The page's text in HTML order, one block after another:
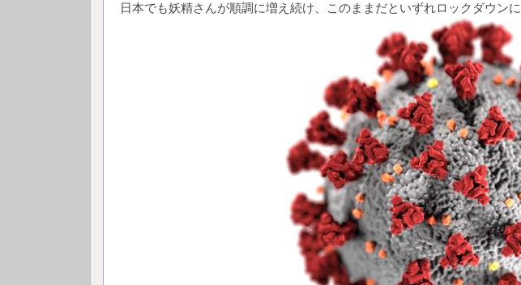
日本でも妖精さんが順調に増え続け、このままだといずれロックダウン